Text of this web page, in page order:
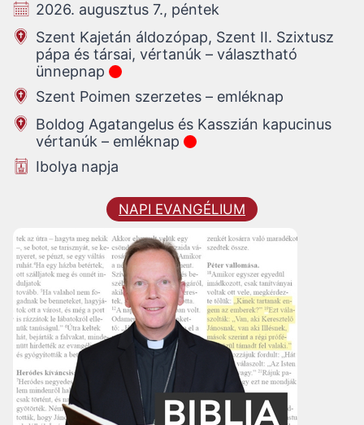
2026. augusztus 7., péntek
Szent Kajetán áldozópap, Szent II. Szixtusz
pápa és társai, vértanúk – választható
ünnepnap
Szent Poimen szerzetes – emléknap
Boldog Agatangelus és Kasszián kapucinus
vértanúk – emléknap
Ibolya napja
NAPI EVANGÉLIUM